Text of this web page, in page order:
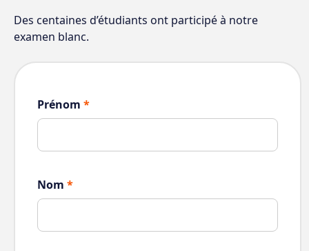
Des centaines d’étudiants ont participé à notre
examen blanc.
Prénom *
Nom *